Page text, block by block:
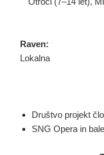
Raven:
Lokalna
Društvo projekt
SNG Opera in